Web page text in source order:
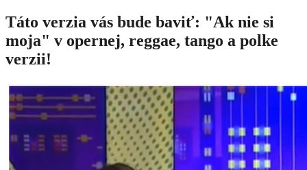
Táto verzia vás bude baviť: "Ak nie si
moja" v opernej, reggae, tango a polke
verzii!